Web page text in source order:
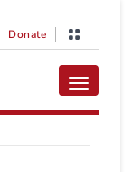
Donate
Toggle